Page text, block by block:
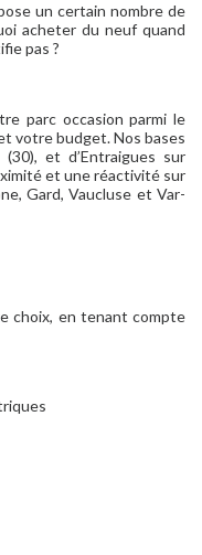
un certain nombre de
acheter du neuf quand
pas ?
parc occasion parmi le
votre budget. Nos bases
et d’Entraigues sur
et une réactivité sur
Gard, Vaucluse et Var-
choix, en tenant compte